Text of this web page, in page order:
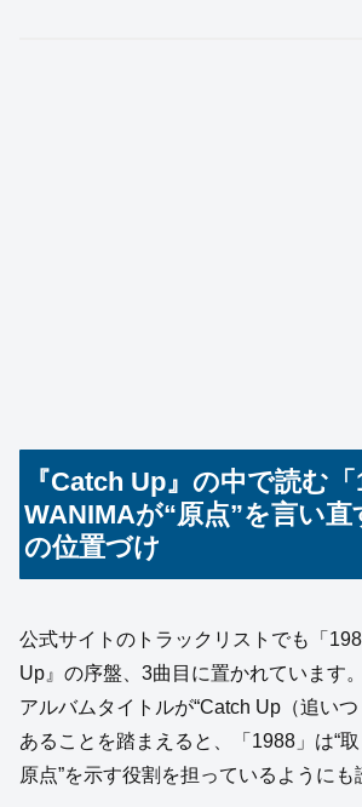
『Catch Up』の中で読む「
WANIMAが“原点”を言い直
の位置づけ
公式サイトのトラックリストでも「
Up』の序盤、3曲目に置かれています。
アルバムタイトルが“Catch Up（追い
あることを踏まえると、「1988」は“
原点”を示す役割を担っているようにも